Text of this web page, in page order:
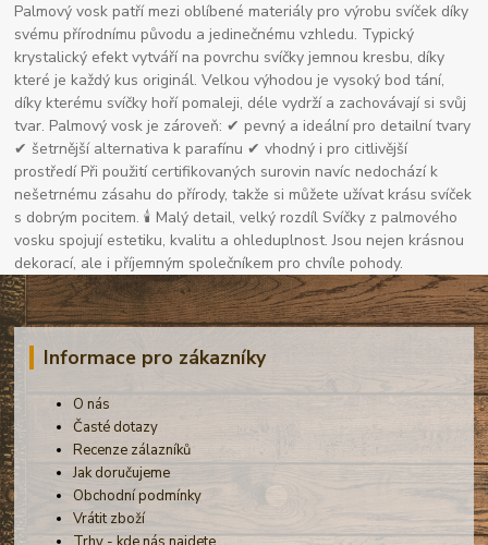
Palmový vosk patří mezi oblíbené materiály pro výrobu svíček díky
svému přírodnímu původu a jedinečnému vzhledu. Typický
krystalický efekt vytváří na povrchu svíčky jemnou kresbu, díky
které je každý kus originál. Velkou výhodou je vysoký bod tání,
díky kterému svíčky hoří pomaleji, déle vydrží a zachovávají si svůj
tvar. Palmový vosk je zároveň: ✔ pevný a ideální pro detailní tvary
✔ šetrnější alternativa k parafínu ✔ vhodný i pro citlivější
prostředí Při použití certifikovaných surovin navíc nedochází k
nešetrnému zásahu do přírody, takže si můžete užívat krásu svíček
s dobrým pocitem. 🕯 Malý detail, velký rozdíl Svíčky z palmového
vosku spojují estetiku, kvalitu a ohleduplnost. Jsou nejen krásnou
dekorací, ale i příjemným společníkem pro chvíle pohody.
Informace pro zákazníky
O nás
Časté dotazy
Recenze zálazníků
Jak doručujeme
Obchodní podmínky
Vrátit zboží